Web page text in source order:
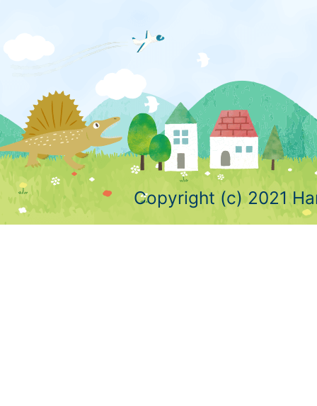
Copyright (c) 2021